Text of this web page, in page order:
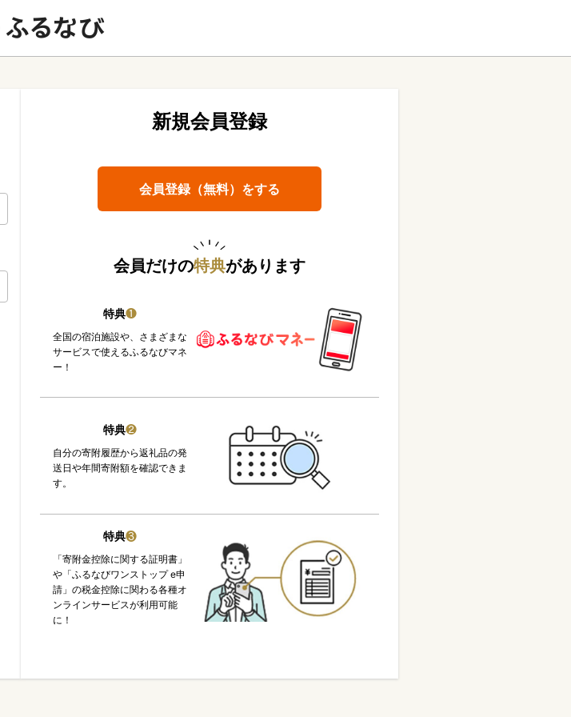
新規会員登録
会員登録（無料）をする
会員だけの特典があります
特典❶
全国の宿泊施設や、さまざまな
サービスで使えるふるなびマネ
ー！
特典❷
自分の寄附履歴から返礼品の発
送日や年間寄附額を確認できま
す。
特典❸
「寄附金控除に関する証明書」
や「ふるなびワンストップ e申
請」の税金控除に関わる各種オ
ンラインサービスが利用可能
に！